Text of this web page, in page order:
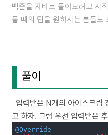
백준을 자바로 풀어보려고 시
풀 때의 팁을 원하시는 분들도
풀이
입력받은 N개의 아이스크림
고 하자. 그럼 우선 입력받은
@Override